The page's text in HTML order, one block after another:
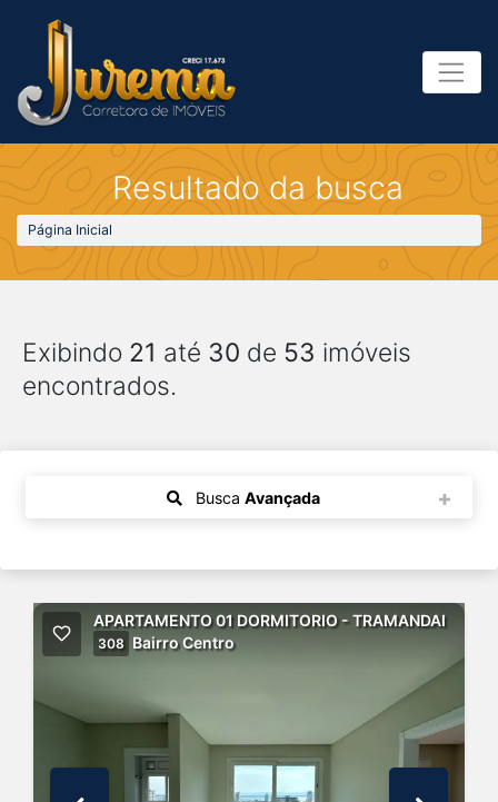
Resultado da busca
Página Inicial
Exibindo 21 até 30 de 53 imóveis
encontrados.
Busca Avançada
APARTAMENTO 01 DORMITORIO - TRAMANDAI
308 Bairro Centro